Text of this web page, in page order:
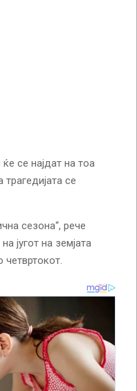
се најдат на тоа
се
сезона“, рече
југот на земјата
четвртокот.